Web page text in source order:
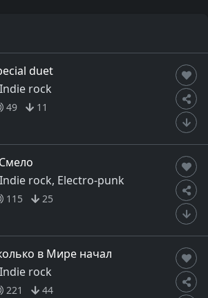
duet
Indie rock
49 11
Indie rock, Electro-punk
115 25
в Мире начал
Indie rock
221 44